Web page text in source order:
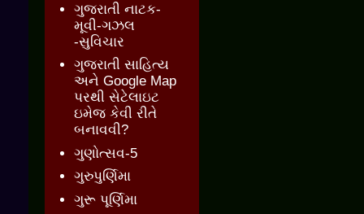
ગુજરાતી નાટક-
મૂવી-ગઝલ
-સુવિચાર
ગુજરાતી સાહિત્ય
અને Google Map
પરથી સેટેલાઇટ
ઇમેજ કેવી રીતે
બનાવવી?
ગુણોત્સવ-5
ગુરુપુર્ણિમા
ગુરૂ પૂર્ણિમા